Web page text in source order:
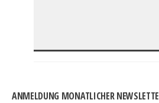
ANMELDUNG MONATLICHER